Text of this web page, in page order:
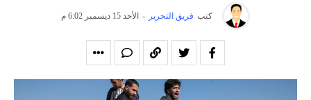
كتب فريق التحرير - الأحد 15 ديسمبر 6:02 م